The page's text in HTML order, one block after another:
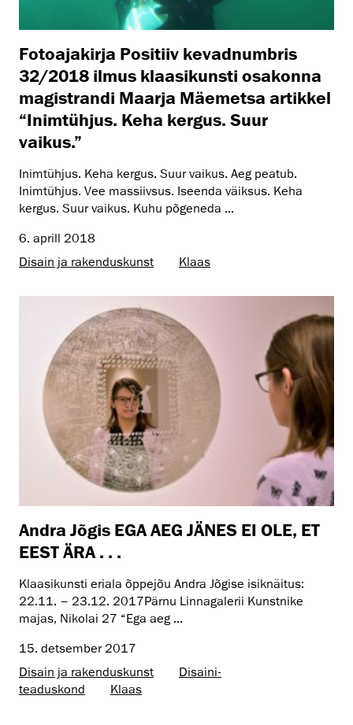
Fotoajakirja Positiiv kevadnumbris
32/2018 ilmus klaasikunsti osakonna
magistrandi Maarja Mäemetsa artikkel
“Inimtühjus. Keha kergus. Suur
vaikus.”
Inimtühjus. Keha kergus. Suur vaikus. Aeg peatub.
Inimtühjus. Vee massiivsus. Iseenda väiksus. Keha
kergus. Suur vaikus. Kuhu põgeneda ...
6. aprill 2018
Disain ja rakenduskunst
Klaas
Andra Jõgis EGA AEG JÄNES EI OLE, ET
EEST ÄRA . . .
Klaasikunsti eriala õppejõu Andra Jõgise isiknäitus:
22.11. – 23.12. 2017Pärnu Linnagalerii Kunstnike
majas, Nikolai 27 “Ega aeg ...
15. detsember 2017
Disain ja rakenduskunst
Disaini­­
teaduskond
Klaas